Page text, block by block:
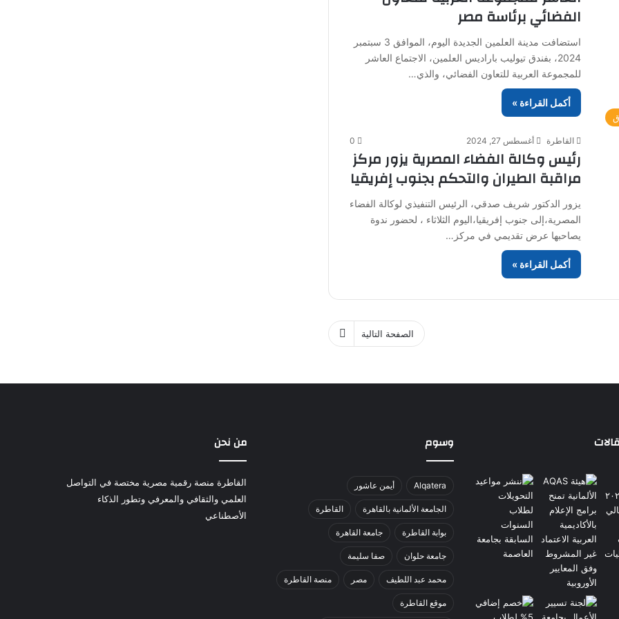
الفضائي برئاسة مصر
استضافت مدينة العلمين الجديدة اليوم، الموافق 3 سبتمبر
2024، بفندق تيوليب باراديس العلمين، الاجتماع العاشر
للمجموعة العربية للتعاون الفضائي، والذي…
أكمل القراءة »
القاطرة أغسطس 27, 2024 0
رئيس وكالة الفضاء المصرية يزور مركز
مراقبة الطيران والتحكم بجنوب إفريقيا
يزور الدكتور شريف صدقي، الرئيس التنفيذي لوكالة الفضاء
المصرية،إلى جنوب إفريقيا،اليوم الثلاثاء ، لحضور ندوة
يصاحبها عرض تقديمي في مركز…
أكمل القراءة »
الصفحة التالية
وسوم
Alqatera أيمن عاشور
الجامعة الألمانية بالقاهرة القاطرة
بوابة القاطرة جامعة القاهرة
جامعة حلوان صفا سليمة
محمد عبد اللطيف مصر منصة القاطرة
موقع القاطرة
من نحن
القاطرة منصة رقمية مصرية مختصة في التواصل
العلمي والثقافي والمعرفي وتطور الذكاء
الأصطناعي